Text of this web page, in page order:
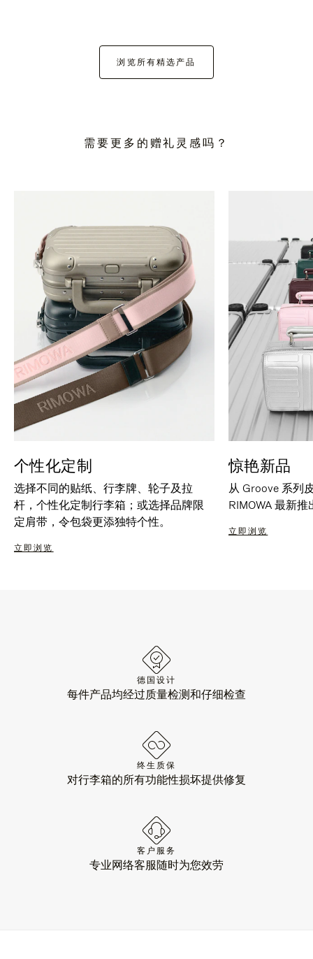
浏览所有精选产品
需要更多的赠礼灵感吗？
个性化定制
选择不同的贴纸、行李牌、轮子及拉
杆，个性化定制行李箱；或选择品牌限
定肩带，令包袋更添独特个性。
立即浏览
惊艳新品
从 Groove 系列
RIMOWA 最新
立即浏览
德国设计
每件产品均经过质量检测和仔细检查
终生质保
对行李箱的所有功能性损坏提供修复
客户服务
专业网络客服随时为您效劳